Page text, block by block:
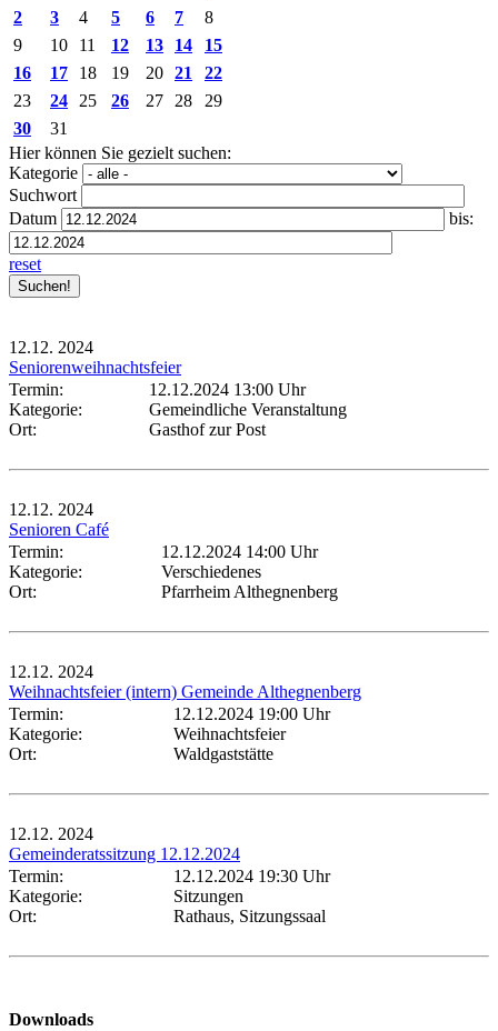
2
3 4 5 6 7
8
9
10 11 12 13 14
15
16
17 18 19 20 21
22
23
24 25 26 27 28
29
30
31
Hier können Sie gezielt suchen:
Kategorie
Suchwort
Datum
bis:
reset
12.12. 2024
Seniorenweihnachtsfeier
Termin:
12.12.2024 13:00 Uhr
Kategorie:
Gemeindliche Veranstaltung
Ort:
Gasthof zur Post
12.12. 2024
Senioren Café
Termin:
12.12.2024 14:00 Uhr
Kategorie:
Verschiedenes
Ort:
Pfarrheim Althegnenberg
12.12. 2024
Weihnachtsfeier (intern) Gemeinde Althegnenberg
Termin:
12.12.2024 19:00 Uhr
Kategorie:
Weihnachtsfeier
Ort:
Waldgaststätte
12.12. 2024
Gemeinderatssitzung 12.12.2024
Termin:
12.12.2024 19:30 Uhr
Kategorie:
Sitzungen
Ort:
Rathaus, Sitzungssaal
Downloads